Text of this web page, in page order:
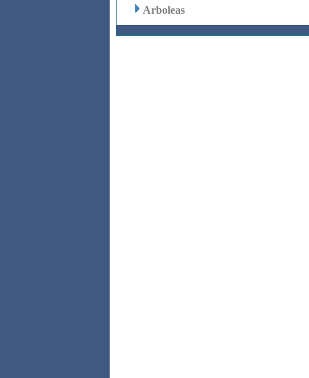
Arboleas